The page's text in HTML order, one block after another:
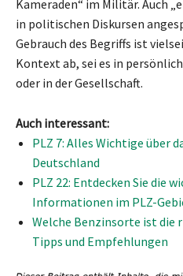
Kameraden“ im Militär. Auch
in politischen Diskursen
Gebrauch des Begriffs ist
Kontext ab, sei es in
oder in der Gesellschaft.
Auch interessant:
PLZ 7: Alles Wichtige über
Deutschland
PLZ 22: Entdecken Sie die
Informationen im PLZ-
Welche Benzinsorte ist die
Tipps und Empfehlungen